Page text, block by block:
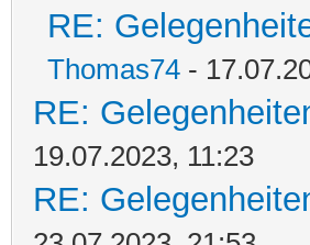
RE:
Thomas74 -
RE:
19.07.2023, 11:23
RE: